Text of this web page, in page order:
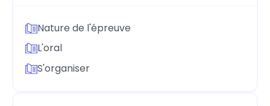
Nature de l'épreuve
L'oral
S'organiser